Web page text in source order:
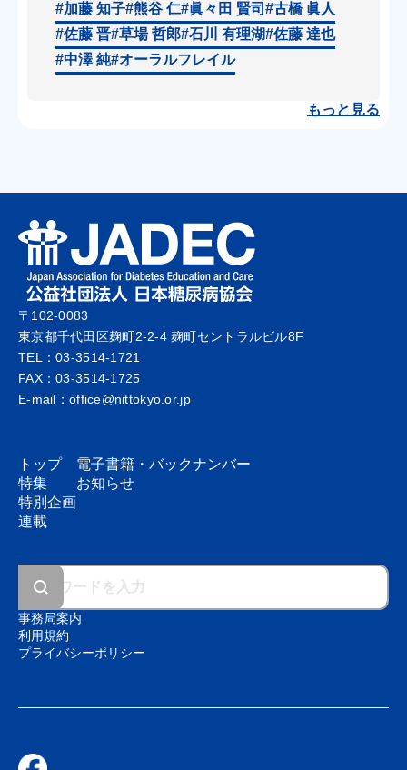
#加藤 知子#熊谷 仁#眞々田 賢司 #古橋 眞人
#佐藤 晋#草場 哲郎#石川 有理湖#佐藤 達也
#中澤 純#オーラルフレイル
もっと見る
〒102-0083
東京都千代田区麹町2-2-4 麹町セントラルビル8F
TEL：03-3514-1721
FAX：03-3514-1725
E-mail：office@nittokyo.or.jp
トップ
特集
特別企画
連載
電子書籍・ バックナンバー
お知らせ
事務局案内
利用規約
プライバシーポリシー